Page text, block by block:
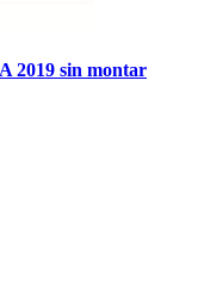
2019 sin montar